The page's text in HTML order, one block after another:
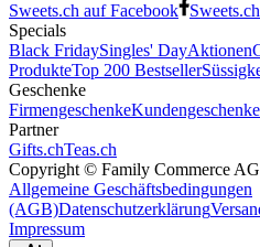
Sweets.ch auf Facebook
Specials
Black FridaySingles' DayAktionen
ProdukteTop 200 Bestseller
Geschenke
FirmengeschenkeKundengeschenke
Partner
Gifts.chTeas.ch
Copyright © Family Commerce AG
Allgemeine Geschäftsbedingungen
(AGB)Datenschutzerklärung
Impressum